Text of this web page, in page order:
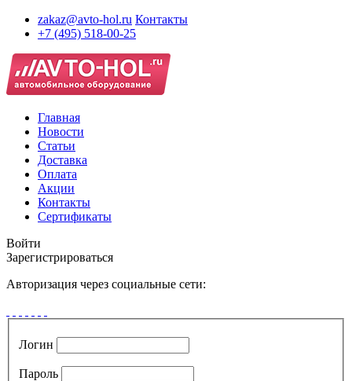
zakaz@avto-hol.ru Контакты
+7 (495) 518-00-25
Главная
Новости
Статьи
Доставка
Оплата
Акции
Контакты
Сертификаты
Войти
Зарегистрироваться
Авторизация через социальные сети:
Логин
Пароль